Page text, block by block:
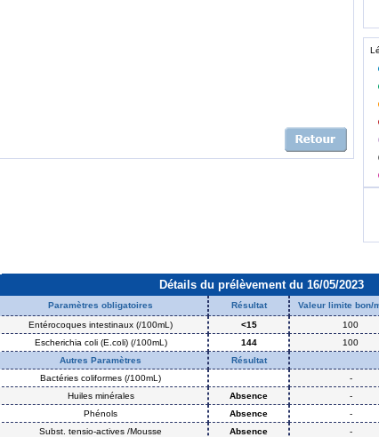
Détails du prélèvement du 16/05/2023
Paramètres obligatoires Résultat Valeur limite bon/
Entérocoques intestinaux (/100mL)
<15 100
Escherichia coli (E.coli) (/100mL)
144 100
Autres Paramètres
Résultat
Bactéries coliformes (/100mL)
-
Huiles minérales
Absence -
Phénols
Absence -
Subst. tensio-actives /Mousse
Absence -